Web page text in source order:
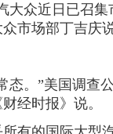
大众近日已召
市场部丁吉庆
。”美国调查
经时报》说。